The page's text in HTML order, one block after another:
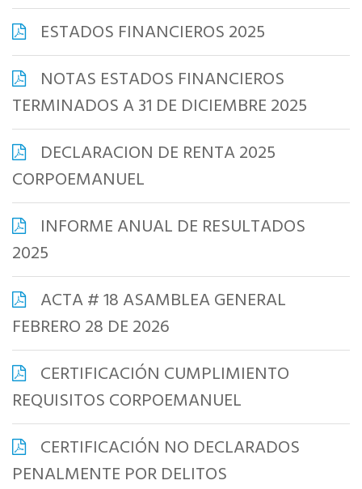
ESTADOS FINANCIEROS 2025
NOTAS ESTADOS FINANCIEROS
TERMINADOS A 31 DE DICIEMBRE 2025
DECLARACION DE RENTA 2025
CORPOEMANUEL
INFORME ANUAL DE RESULTADOS
2025
ACTA # 18 ASAMBLEA GENERAL
FEBRERO 28 DE 2026
CERTIFICACIÓN CUMPLIMIENTO
REQUISITOS CORPOEMANUEL
CERTIFICACIÓN NO DECLARADOS
PENALMENTE POR DELITOS